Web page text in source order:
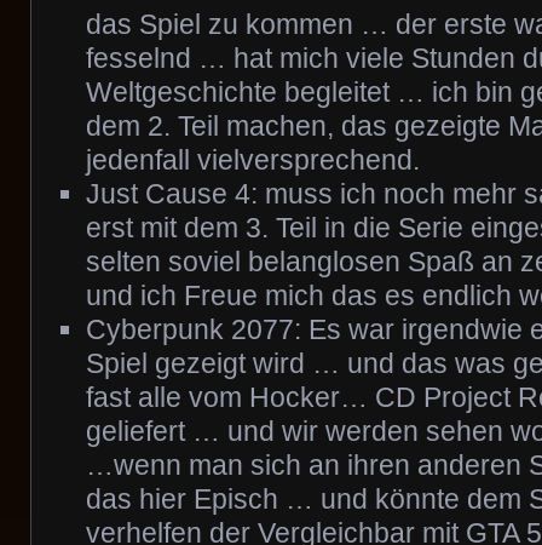
das Spiel zu kommen … der erste
fesselnd … hat mich viele Stunden
Weltgeschichte begleitet … ich bin
dem 2. Teil machen, das gezeigte
jedenfall vielversprechend.
Just Cause 4: muss ich noch mehr
erst mit dem 3. Teil in die Serie
selten soviel belanglosen Spaß an
und ich Freue mich das es endlich
Cyberpunk 2077: Es war irgendwie
Spiel gezeigt wird … und das was
fast alle vom Hocker… CD Project
geliefert … und wir werden sehen
…wenn man sich an ihren anderen
das hier Episch … und könnte dem
verhelfen der Vergleichbar mit GTA